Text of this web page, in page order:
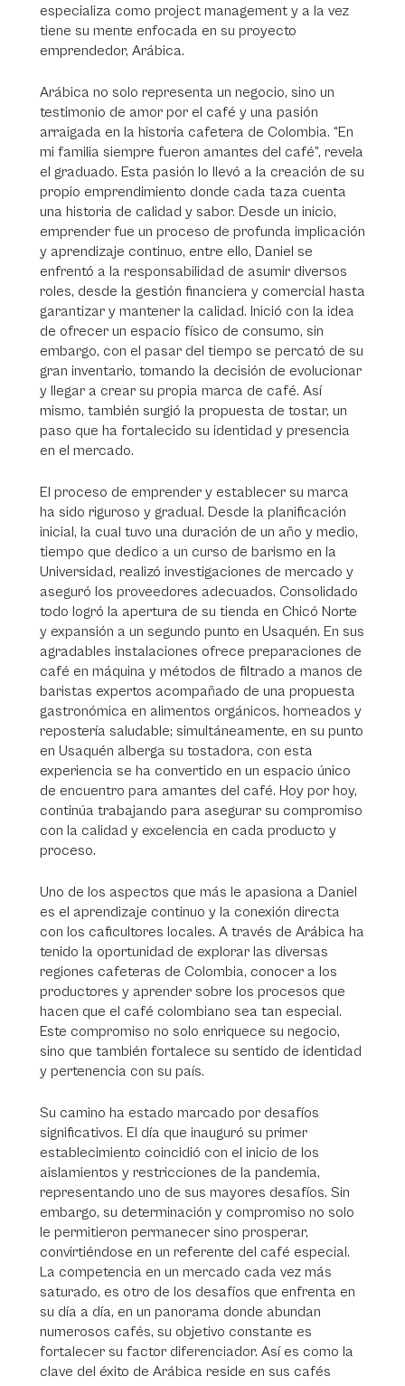
especializa como project management y a la vez
tiene su mente enfocada en su proyecto
emprendedor, Arábica.
Arábica no solo representa un negocio, sino un
testimonio de amor por el café y una pasión
arraigada en la historia cafetera de Colombia. “En
mi familia siempre fueron amantes del café”, revela
el graduado. Esta pasión lo llevó a la creación de su
propio emprendimiento donde cada taza cuenta
una historia de calidad y sabor. Desde un inicio,
emprender fue un proceso de profunda implicación
y aprendizaje continuo, entre ello, Daniel se
enfrentó a la responsabilidad de asumir diversos
roles, desde la gestión financiera y comercial hasta
garantizar y mantener la calidad. Inició con la idea
de ofrecer un espacio físico de consumo, sin
embargo, con el pasar del tiempo se percató de su
gran inventario, tomando la decisión de evolucionar
y llegar a crear su propia marca de café. Así
mismo, también surgió la propuesta de tostar, un
paso que ha fortalecido su identidad y presencia
en el mercado.
El proceso de emprender y establecer su marca
ha sido riguroso y gradual. Desde la planificación
inicial, la cual tuvo una duración de un año y medio,
tiempo que dedico a un curso de barismo en la
Universidad, realizó investigaciones de mercado y
aseguró los proveedores adecuados. Consolidado
todo logró la apertura de su tienda en Chicó Norte
y expansión a un segundo punto en Usaquén. En sus
agradables instalaciones ofrece preparaciones de
café en máquina y métodos de filtrado a manos de
baristas expertos acompañado de una propuesta
gastronómica en alimentos orgánicos, horneados y
repostería saludable; simultáneamente, en su punto
en Usaquén alberga su tostadora, con esta
experiencia se ha convertido en un espacio único
de encuentro para amantes del café. Hoy por hoy,
continúa trabajando para asegurar su compromiso
con la calidad y excelencia en cada producto y
proceso.
Uno de los aspectos que más le apasiona a Daniel
es el aprendizaje continuo y la conexión directa
con los caficultores locales. A través de Arábica ha
tenido la oportunidad de explorar las diversas
regiones cafeteras de Colombia, conocer a los
productores y aprender sobre los procesos que
hacen que el café colombiano sea tan especial.
Este compromiso no solo enriquece su negocio,
sino que también fortalece su sentido de identidad
y pertenencia con su país.
Su camino ha estado marcado por desafíos
significativos. El día que inauguró su primer
establecimiento coincidió con el inicio de los
aislamientos y restricciones de la pandemia,
representando uno de sus mayores desafíos. Sin
embargo, su determinación y compromiso no solo
le permitieron permanecer sino prosperar,
convirtiéndose en un referente del café especial.
La competencia en un mercado cada vez más
saturado, es otro de los desafíos que enfrenta en
su día a día, en un panorama donde abundan
numerosos cafés, su objetivo constante es
fortalecer su factor diferenciador. Así es como la
clave del éxito de Arábica reside en sus cafés